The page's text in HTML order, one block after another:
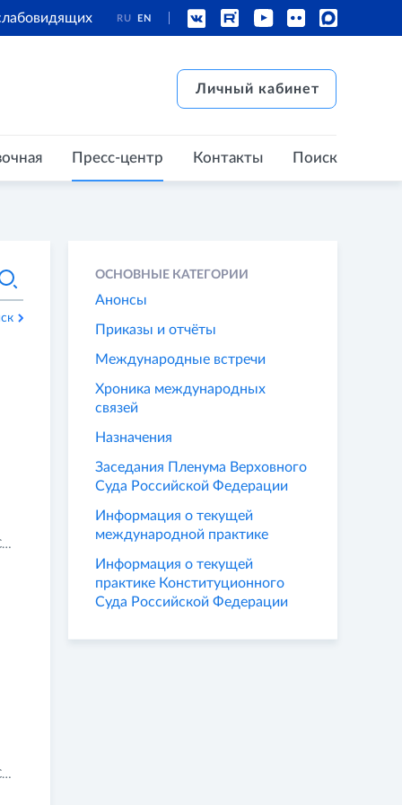
RU EN
Личный кабинет
Пресс-центр Контакты Поиск
ОСНОВНЫЕ КАТЕГОРИИ
Анонсы
Приказы и отчёты
Международные встречи
Хроника международных
связей
Назначения
Заседания Пленума Верховного
Суда Российской Федерации
Информация о текущей
международной практике
Информация о текущей
практике Конституционного
Суда Российской Федерации